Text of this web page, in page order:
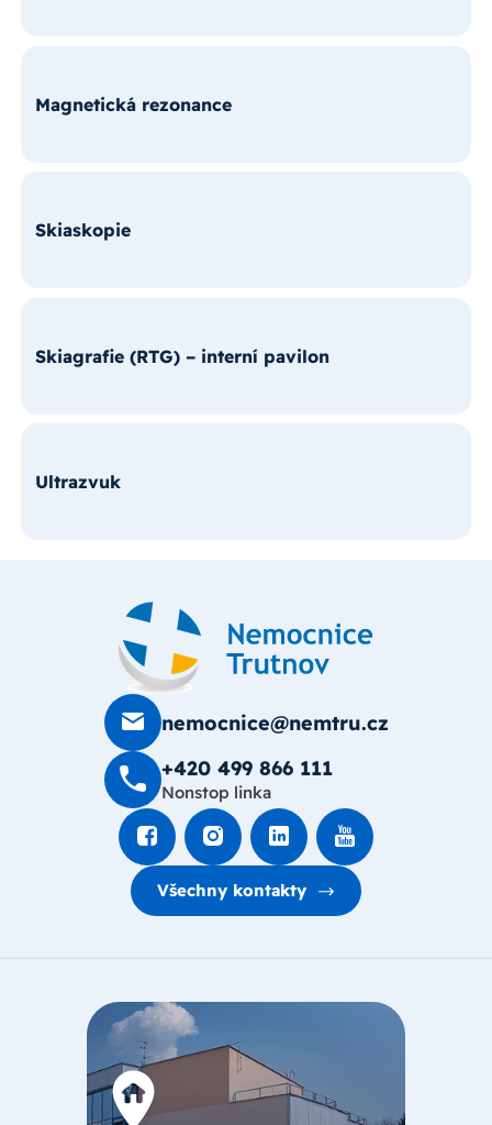
Magnetická rezonance
Skiaskopie
Skiagrafie (RTG) – interní pavilon
Ultrazvuk
nemocnice@nemtru.cz
+420 499 8­66 111
Nonstop linka
Všechny kontakty